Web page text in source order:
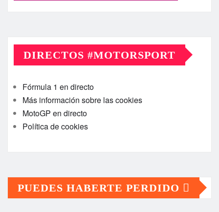
DIRECTOS #MOTORSPORT
Fórmula 1 en directo
Más información sobre las cookies
MotoGP en directo
Política de cookies
PUEDES HABERTE PERDIDO